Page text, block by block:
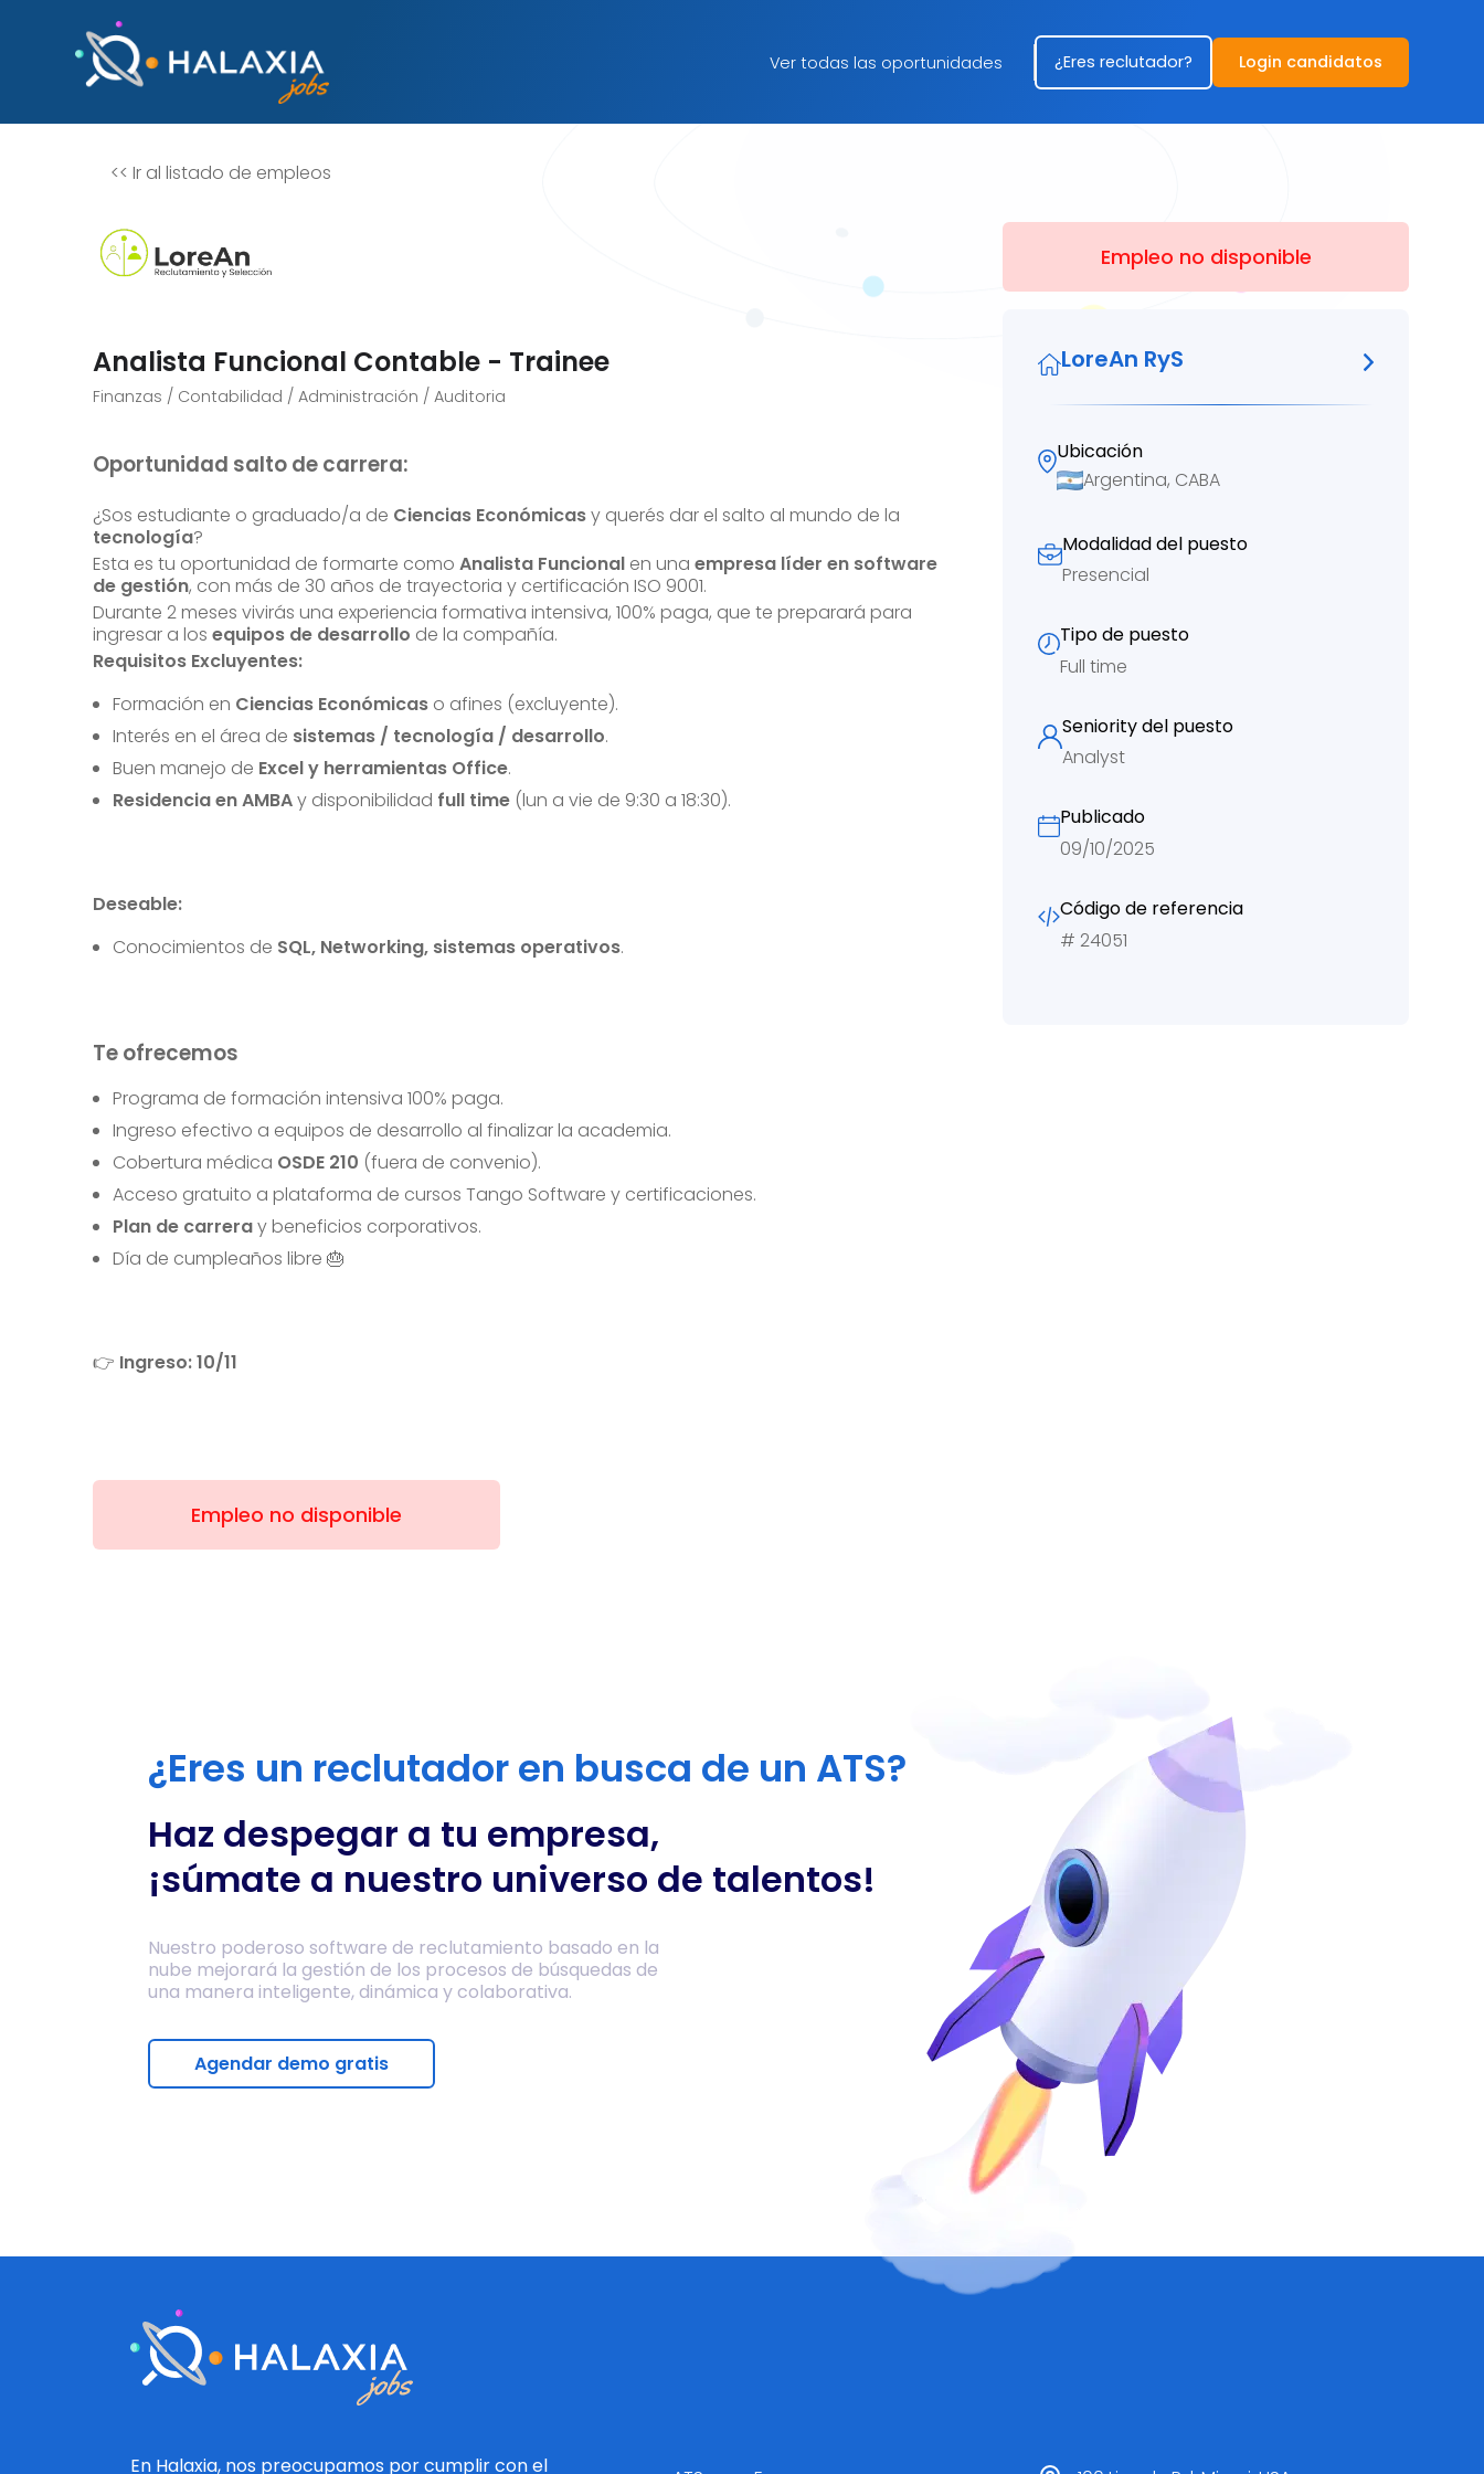
Ver todas las oportunidades ¿Eres reclutador? Login candidatos
<< Ir al listado de empleos
Analista Funcional Contable - Trainee
Finanzas / Contabilidad / Administración / Auditoria
Oportunidad salto de carrera:
¿Sos estudiante o graduado/a de Ciencias Económicasy querés dar el salto al mundo de la
tecnología?
Esta es tu oportunidad de formarte como Analista Funcional en una empresa líder en software
de gestión, con más de 30 años de trayectoria y certificación ISO 9001.
Durante 2 meses vivirás una experiencia formativa intensiva, 100% paga, que te preparará para
ingresar a los equipos de desarrollo de la compañía.
Requisitos Excluyentes:
Formación en Ciencias Económicas o afines (excluyente).
Interés en el área de sistemas / tecnología / desarrollo.
Buen manejo de Excel y herramientas Office.
Residencia en AMBAy disponibilidad full time (lun a vie de 9:30 a 18:30).
Deseable:
Conocimientos de SQL, Networking, sistemas operativos.
Te ofrecemos
Programa de formación intensiva 100% paga.
Ingreso efectivo a equipos de desarrollo al finalizar la academia.
Cobertura médica OSDE 210 (fuera de convenio).
Acceso gratuito a plataforma de cursos Tango Software y certificaciones.
Plan de carreray beneficios corporativos.
Día de cumpleaños libre 🎂
👉 Ingreso: 10/11
Empleo no disponible
LoreAn RyS
Ubicación
Argentina, CABA
Modalidad del puesto
Presencial
Tipo de puesto
Full time
Seniority del puesto
Analyst
Publicado
09/10/2025
Código de referencia
# 24051
Empleo no disponible
¿Eres un reclutador en busca de un ATS?
Haz despegar a tu empresa,
¡súmate a nuestro universo de talentos!
Nuestro poderoso software de reclutamiento basado en la
nube mejorará la gestión de los procesos de búsquedas de
una manera inteligente, dinámica y colaborativa.
Agendar demo gratis
En Halaxia, nos preocupamos por cumplir con el